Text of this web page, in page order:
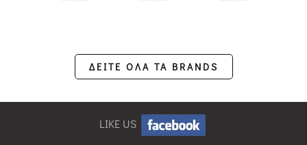
ΔΕΙΤΕ ΟΛΑ ΤΑ BRANDS
LIKE US